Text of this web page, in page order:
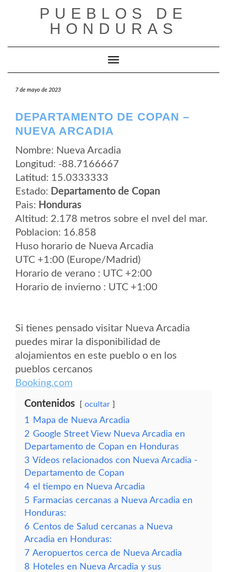
PUEBLOS DE
HONDURAS
Cambiar modo de navegación
7 de mayo de 2023
DEPARTAMENTO DE COPAN –
NUEVA ARCADIA
Nombre: Nueva Arcadia
Longitud: -88.7166667
Latitud: 15.0333333
Estado: Departamento de Copan
Pais: Honduras
Altitud: 2.178 metros sobre el nvel del mar.
Poblacion: 16.858
Huso horario de Nueva Arcadia
UTC +1:00 (Europe/Madrid)
Horario de verano : UTC +2:00
Horario de invierno : UTC +1:00
Si tienes pensado visitar Nueva Arcadia
puedes mirar la disponibilidad de
alojamientos en este pueblo o en los
pueblos cercanos
Booking.com
Contenidos ocultar
1
Mapa de Nueva Arcadia
2 Google Street View Nueva Arcadia en
Departamento de Copan en Honduras
3 Vídeos relacionados con Nueva Arcadia -
Departamento de Copan
4 el tiempo en Nueva Arcadia
5 Farmacias cercanas a Nueva Arcadia en
Honduras:
6 Centos de Salud cercanas a Nueva
Arcadia en Honduras:
7 Aeropuertos cerca de Nueva Arcadia
8 Hoteles en Nueva Arcadia y sus